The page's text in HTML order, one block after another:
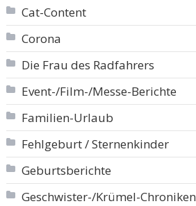
Cat-Content
Corona
Die Frau des Radfahrers
Event-/Film-/Messe-Berichte
Familien-Urlaub
Fehlgeburt / Sternenkinder
Geburtsberichte
Geschwister-/Krümel-Chroniken